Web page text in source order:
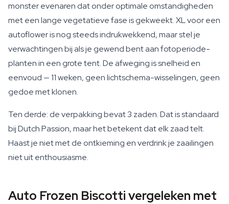
monster evenaren dat onder optimale omstandigheden
met een lange vegetatieve fase is gekweekt. XL voor een
autoflower is nog steeds indrukwekkend, maar stel je
verwachtingen bij als je gewend bent aan fotoperiode-
planten in een grote tent. De afweging is snelheid en
eenvoud — 11 weken, geen lichtschema-wisselingen, geen
gedoe met klonen.
Ten derde: de verpakking bevat 3 zaden. Dat is standaard
bij Dutch Passion, maar het betekent dat elk zaad telt.
Haast je niet met de ontkieming en verdrink je zaailingen
niet uit enthousiasme.
Auto Frozen Biscotti vergeleken met